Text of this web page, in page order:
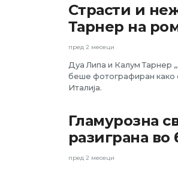
БИЗНИС
Страсти и
Тарнер на
пред 2 месеци
Дуа Липа и Калум Тарнер
беше фотографиран како
Италија.
БИЗНИС
Гламурозна
разиграна
пред 2 месеци